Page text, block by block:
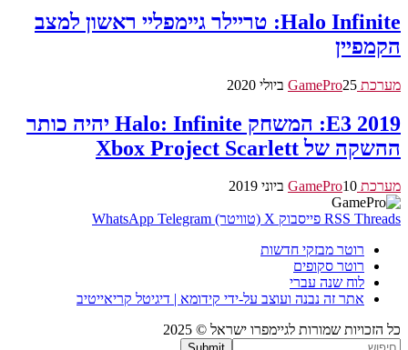
Halo Infinite: טריילר גיימפליי ראשון למצב
הקמפיין
מערכת GamePro 25 ביולי 2020
E3 2019: המשחק Halo: Infinite יהיה כותר
ההשקה של Xbox Project Scarlett
מערכת GamePro 10 ביוני 2019
RSS Threads פייסבוק X (טוויטר) WhatsApp Telegram
רוטר מבזקי חדשות
רוטר סקופים
לוח שנה עברי
אתר זה נבנה ועוצב על-ידי קידומא | דיגיטל קריאייטיב
כל הזכויות שמורות לגיימפרו ישראל © 2025